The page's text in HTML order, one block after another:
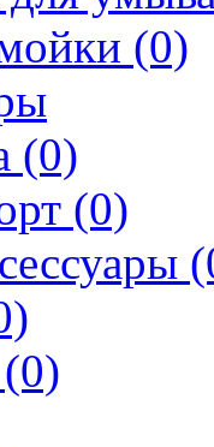
(0)
(0)
(0)